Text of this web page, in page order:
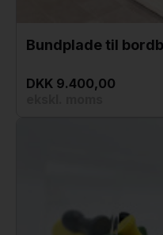
Bundplade til
DKK 9.400,00